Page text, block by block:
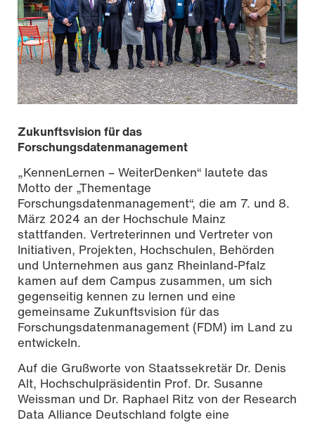
Von links: Grußwortsprecher: Dr. Raphael Ritz,
Staatssekretär Dr. Denis Alt, Hochschulpräsidentin Prof.
Dr. Susanne Weissman, Mitglieder des
Organisationskomitees: Marina Lemaire, Dr. Agnes
Thomas, Dr. Anne Vieten, Henrike Backhaus, Dr.
Johannes Liermann, Dr. Thomas Schimmer, Prof. Dr. Kai-
Christian Bruhn (Foto: Christopher Folz)
Zukunftsvision für das
Forschungsdatenmanagement
„KennenLernen – WeiterDenken“ lautete das
Motto der „Thementage
Forschungsdatenmanagement“, die am 7. und 8.
März 2024 an der Hochschule Mainz
stattfanden. Vertreterinnen und Vertreter von
Initiativen, Projekten, Hochschulen, Behörden
und Unternehmen aus ganz Rheinland-Pfalz
kamen auf dem Campus zusammen, um sich
gegenseitig kennen zu lernen und eine
gemeinsame Zukunftsvision für das
Forschungsdatenmanagement (FDM) im Land zu
entwickeln.
Auf die Grußworte von Staatssekretär Dr. Denis
Alt, Hochschulpräsidentin Prof. Dr. Susanne
Weissman und Dr. Raphael Ritz von der Research
Data Alliance Deutschland folgte eine